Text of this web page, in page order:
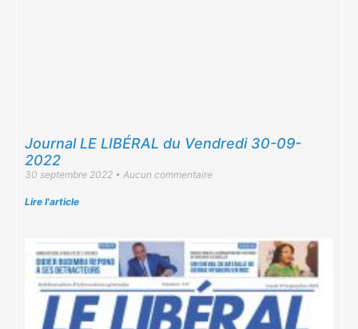
Journal LE LIBÉRAL du Vendredi 30-09-
2022
30 septembre 2022 Aucun commentaire
Lire l'article